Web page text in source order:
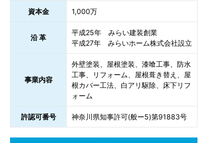
資本金 1,000万
沿 革
平成25年 みらい建装創業
平成27年 みらいホーム株式会社設立
事業内容
外壁塗装、屋根塗装、漆喰工事、防水
工事、リフォーム、屋根葺き替え、屋
根カバー工法、白アリ駆除、床下リフ
ォーム
許認可番号 神奈川県知事許可(般ー5)第91883号